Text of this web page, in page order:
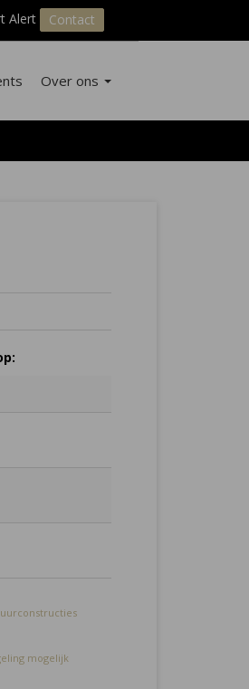
Alert Contact
Over ons
mogelijk